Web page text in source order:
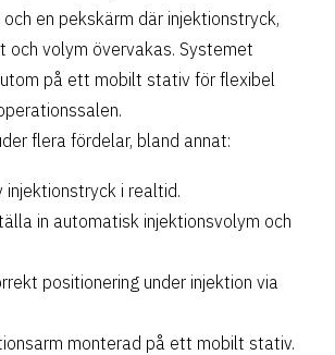
en pekskärm där injektionstryck,
och volym övervakas. Systemet
på ett mobilt stativ för flexibel
flera fördelar, bland annat:
injektionstryck i realtid.
in automatisk injektionsvolym och
positionering under injektion via
monterad på ett mobilt stativ.